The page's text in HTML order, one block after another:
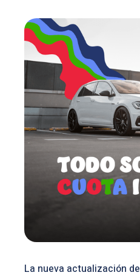
La nueva actualización de